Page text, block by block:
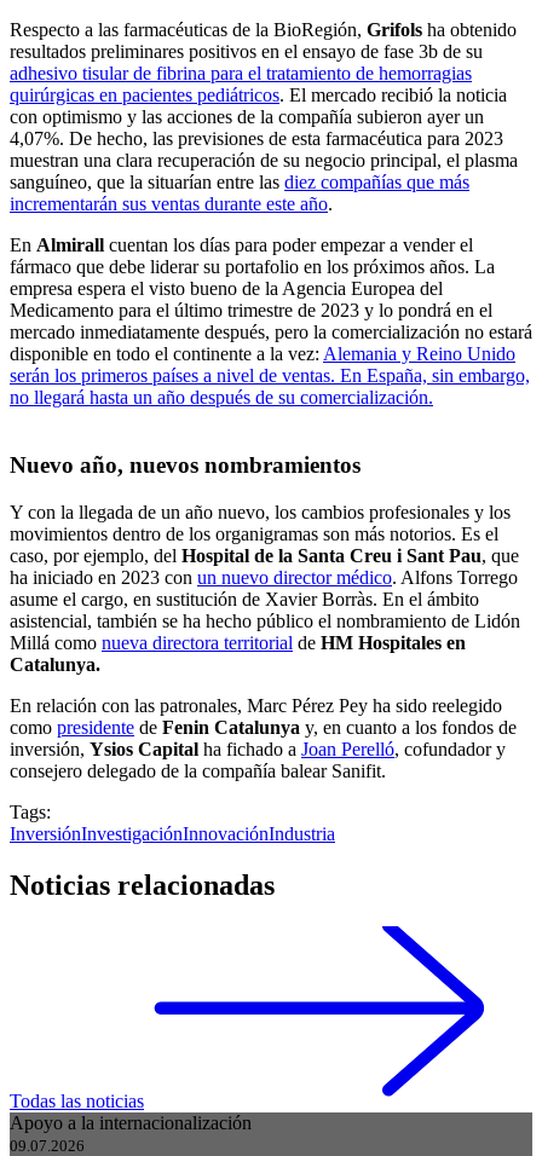
Respecto a las farmacéuticas de la BioRegión, Grifols ha obtenido
resultados preliminares positivos en el ensayo de fase 3b de su
adhesivo tisular de fibrina para el tratamiento de hemorragias
quirúrgicas en pacientes pediátricos. El mercado recibió la noticia
con optimismo y las acciones de la compañía subieron ayer un
4,07%. De hecho, las previsiones de esta farmacéutica para 2023
muestran una clara recuperación de su negocio principal, el plasma
sanguíneo, que la situarían entre las diez compañías que más
incrementarán sus ventas durante este año.
En Almirall cuentan los días para poder empezar a vender el
fármaco que debe liderar su portafolio en los próximos años. La
empresa espera el visto bueno de la Agencia Europea del
Medicamento para el último trimestre de 2023 y lo pondrá en el
mercado inmediatamente después, pero la comercialización no estará
disponible en todo el continente a la vez: Alemania y Reino Unido
serán los primeros países a nivel de ventas. En España, sin embargo,
no llegará hasta un año después de su comercialización.
Nuevo año, nuevos nombramientos
Y con la llegada de un año nuevo, los cambios profesionales y los
movimientos dentro de los organigramas son más notorios. Es el
caso, por ejemplo, del Hospital de la Santa Creu i Sant Pau, que
ha iniciado en 2023 con un nuevo director médico. Alfons Torrego
asume el cargo, en sustitución de Xavier Borràs. En el ámbito
asistencial, también se ha hecho público el nombramiento de Lidón
Millá como nueva directora territorial de HM Hospitales en
Catalunya.
En relación con las patronales, Marc Pérez Pey ha sido reelegido
como presidente de Fenin Catalunya y, en cuanto a los fondos de
inversión, Ysios Capital ha fichado a Joan Perelló, cofundador y
consejero delegado de la compañía balear Sanifit.
Tags:
InversiónInvestigaciónInnovaciónIndustria
Noticias relacionadas
Todas las noticias
Apoyo a la internacionalización
09.07.2026